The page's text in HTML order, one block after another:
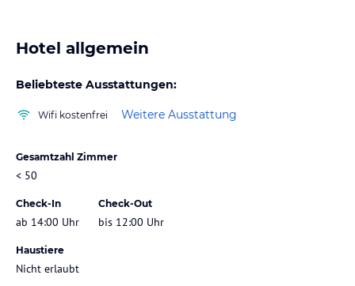
Hotel allgemein
Beliebteste Ausstattungen:
Wifi kostenfrei Weitere Ausstattung
Gesamtzahl Zimmer
< 50
Check-In
ab 14:00 Uhr
Check-Out
bis 12:00 Uhr
Haustiere
Nicht erlaubt